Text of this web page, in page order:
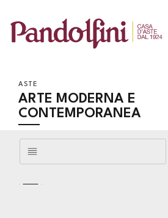
ASTE
ARTE MODERNA E
CONTEMPORANEA